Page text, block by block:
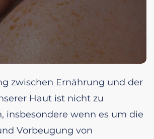
zwischen Ernährung und der
Haut ist nicht zu
insbesondere wenn es um die
Vorbeugung von